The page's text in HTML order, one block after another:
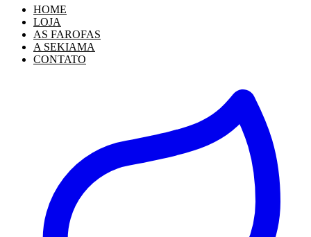
HOME
LOJA
AS FAROFAS
A SEKIAMA
CONTATO